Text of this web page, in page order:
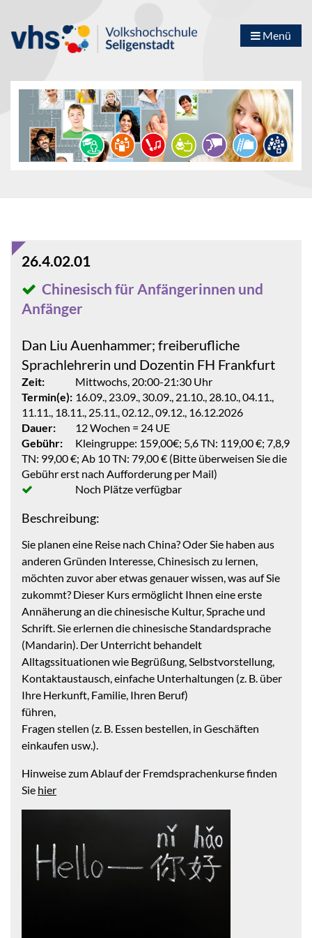
Menü
26.4.02.01
Chinesisch für Anfängerinnen und
Anfänger
Dan Liu Auenhammer; freiberufliche
Sprachlehrerin und Dozentin FH Frankfurt
Zeit:
Mittwochs, 20:00-21:30 Uhr
Termin(e): 16.09., 23.09., 30.09., 21.10., 28.10., 04.11.,
11.11., 18.11., 25.11., 02.12., 09.12., 16.12.2026
Dauer:
12 Wochen = 24 UE
Gebühr:
Kleingruppe: 159,00€; 5,6 TN: 119,00 €; 7,8,9
TN: 99,00 €; Ab 10 TN: 79,00 € (Bitte überweisen Sie die
Gebühr erst nach Aufforderung per Mail)
Noch Plätze verfügbar
Beschreibung:
Sie planen eine Reise nach China? Oder Sie haben aus
anderen Gründen Interesse, Chinesisch zu lernen,
möchten zuvor aber etwas genauer wissen, was auf Sie
zukommt? Dieser Kurs ermöglicht Ihnen eine erste
Annäherung an die chinesische Kultur, Sprache und
Schrift. Sie erlernen die chinesische Standardsprache
(Mandarin). Der Unterricht behandelt
Alltagssituationen wie Begrüßung, Selbstvorstellung,
Kontaktaustausch, einfache Unterhaltungen (z. B. über
Ihre Herkunft, Familie, Ihren Beruf)
führen,
Fragen stellen (z. B. Essen bestellen, in Geschäften
einkaufen usw.).
Hinweise zum Ablauf der Fremdsprachenkurse finden
Sie hier